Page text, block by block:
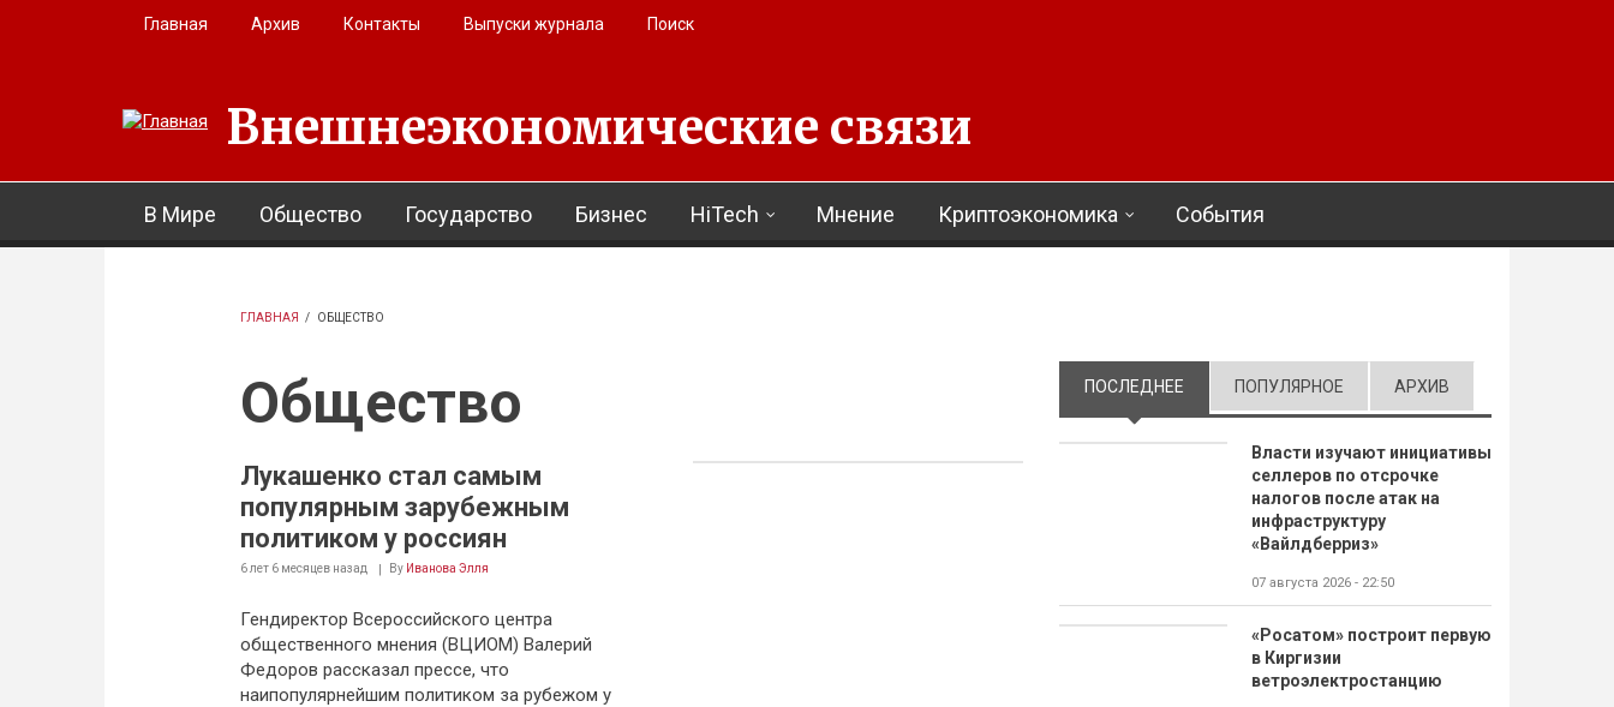
Перейти к основному содержанию
Главная Архив Контакты Выпуски журнала Поиск
Внешнеэкономические связи
В Мире Общество Государство Бизнес HiTech Мнение Криптоэкономика События
ГЛАВНАЯ / ОБЩЕСТВО
Общество
Лукашенко стал самым
популярным зарубежным
политиком у россиян
6 лет 6 месяцевназад By Иванова Элля
Гендиректор Всероссийского центра
общественного мнения (ВЦИОМ) Валерий
Федоров рассказал прессе, что
наипопулярнейшим политиком за рубежом у
ПОСЛЕДНЕЕ (АКТИВНАЯ ВКЛАДКА)
ПОПУЛЯРНОЕ АРХИВ
Власти изучают инициативы
селлеров по отсрочке
налогов после атак на
инфраструктуру
«Вайлдберриз»
07 августа 2026 - 22:50
«Росатом» построит первую
в Киргизии
ветроэлектростанцию